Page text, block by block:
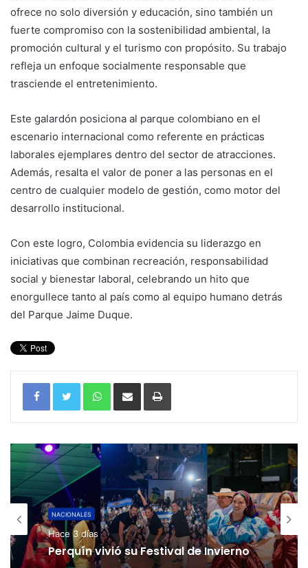
ofrece no solo diversión y educación, sino también un
fuerte compromiso con la sostenibilidad ambiental, la
promoción cultural y el turismo con propósito. Su trabajo
refleja un enfoque socialmente responsable que
trasciende el entretenimiento.
Este galardón posiciona al parque colombiano en el
escenario internacional como referente en prácticas
laborales ejemplares dentro del sector de atracciones.
Además, resalta el valor de poner a las personas en el
centro de cualquier modelo de gestión, como motor del
desarrollo institucional.
Con este logro, Colombia evidencia su liderazgo en
iniciativas que combinan recreación, responsabilidad
social y bienestar laboral, celebrando un hito que
enorgullece tanto al país como al equipo humano detrás
del Parque Jaime Duque.
WhatsAppCompartir por correo electrónicoImprimir
NACIONALES
Hace 3 días
Perquín vivió su Festival de Invierno